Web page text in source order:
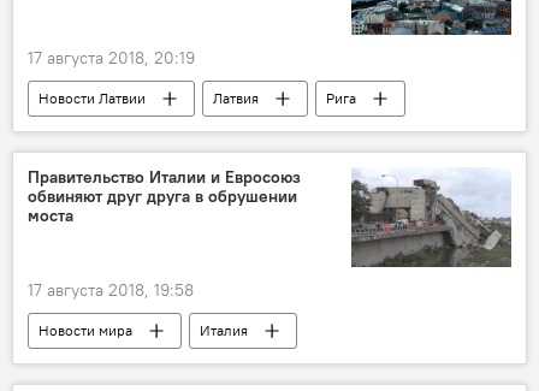
17 августа 2018, 20:19
Новости Латвии Латвия
Рига
Рижская дума
мост
Правительство Италии и Евросоюз
обвиняют друг друга в обрушении
моста
17 августа 2018, 19:58
Новости мира
Италия
Маттео Сальвини
Гюнтер Эттингер